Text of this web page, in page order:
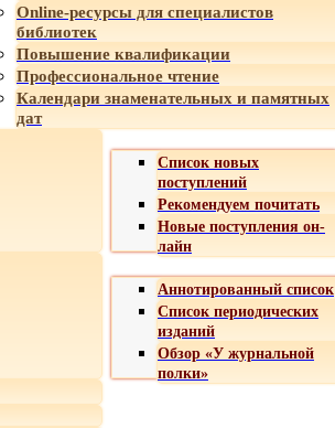
Online-ресурсы для специалистов
библиотек
Повышение квалификации
Профессиональное чтение
Календари знаменательных и памятных
дат
Список новых
поступлений
Рекомендуем почитать
Новые поступления он-
лайн
Аннотированный список
Список периодических
изданий
Обзор «У журнальной
полки»